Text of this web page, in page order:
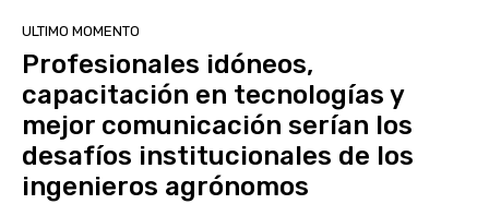
ULTIMO MOMENTO
Profesionales idóneos,
capacitación en tecnologías y
mejor comunicación serían los
desafíos institucionales de los
ingenieros agrónomos